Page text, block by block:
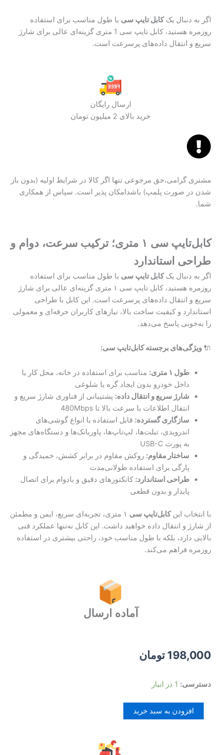
اگر به دنبال یککابل تایپ سی با طول مناسب برای استفاده
روزمره هستید، کابل تایپ سی 1 متری گزینه‌ای عالی برای شارژ
سریع و انتقال داده‌های پرسرعت است.
ارسال رایگان
خرید بالای 2 میلیون تومان
مشتری گرامی،حق مرجوعی تنها اگر کالا در شرایط اولیه (بدون باز
شدن در صورت پلمپ) باشدامکان پذیر است. سپاس از همکاری
شما.
کابل‌تایپ سی ۱ متری؛ ترکیب سرعت، دوام و
طراحی استاندارد
اگر به دنبال یککابل تایپ سی با طول مناسب برای استفاده
روزمره هستید، کابل تایپ سی ۱ متری گزینه‌ای عالی برای شارژ
سریع و انتقال داده‌های پرسرعت است. این کابل با طراحی
استاندارد و کیفیت ساخت بالا، نیازهای کاربران حرفه‌ای و معمولی
را به‌خوبی پاسخ می‌دهد.
🔌 ویژگی‌های برجسته کابل‌تایپ سی:
طول ۱ متری:
مناسب برای استفاده در خانه، محل کار یا
داخل خودرو بدون ایجاد گره یا شلوغی
شارژ سریع و انتقال داده: پشتیبانی از فناوری شارژ سریع و
انتقال اطلاعات با سرعت بالا تا 480Mbps
سازگاری گسترده: قابل استفاده با انواع گوشی‌های
اندرویدی، تبلت‌ها، لپ‌تاپ‌ها، پاوربانک‌ها و دستگاه‌های مجهز
به پورت USB-C
ساختار مقاوم: روکش مقاوم در برابر کشش، خمیدگی و
پارگی برای استفاده طولانی‌مدت
طراحی استاندارد: کانکتورهای دقیق و بادوام برای اتصال
پایدار و بدون قطعی
با انتخاب اینکابل‌تایپ سی
۱ متری، تجربه‌ای سریع، ایمن و مطمئن
از شارژ و انتقال داده خواهید داشت. این کابل نه‌تنها عملکرد فنی
بالایی دارد، بلکه با طول مناسب خود، راحتی بیشتری در استفاده
روزمره فراهم می‌کند.
آماده ارسال
198,000 تومان
دسترسی: 1 در انبار
کابل
سی
متری
افزودن به سبد خرید